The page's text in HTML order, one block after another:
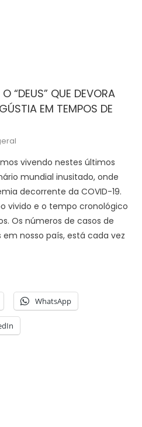
“DEUS” QUE DEVORA
EM TEMPOS DE
vivendo nestes últimos
mundial inusitado, onde
decorrente da COVID-19.
vivido e o tempo cronológico
Os números de casos de
nosso país, está cada vez
WhatsApp